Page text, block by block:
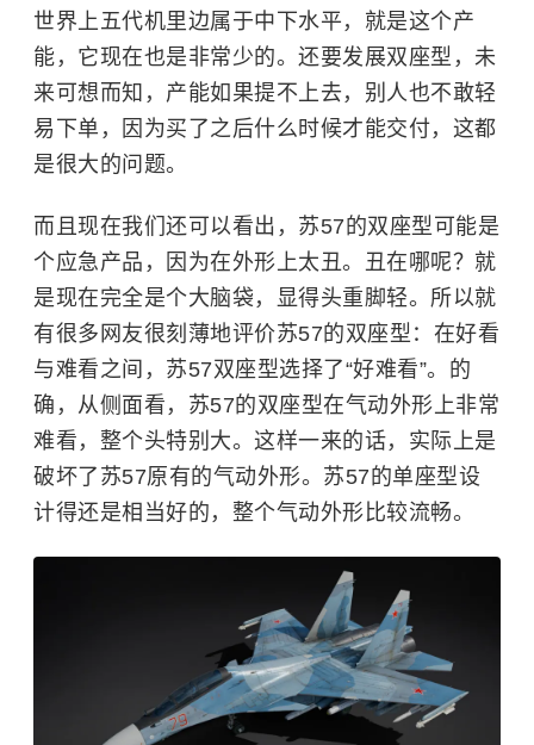
世界上五代机里边属于中下水平，就是这个产
能，它现在也是非常少的。还要发展双座型，未
来可想而知，产能如果提不上去，别人也不敢轻
易下单，因为买了之后什么时候才能交付，这都
是很大的问题。
而且现在我们还可以看出， 苏57的双座型可能是
个应急产品，因为在外形上太丑。丑在哪呢？就
是现在完全是个大脑袋，显得头重脚轻。所以就
有很多网友很刻薄地评价苏57的双座型：在好看
与难看之间，苏57双座型选择了“好难看”。的
确，从侧面看，苏57的双座型在气动外形上非常
难看，整个头特别大。这样一来的话，实际上是
破坏了苏57原有的气动外形。苏57的单座型设
计得还是相当好的，整个气动外形比较流畅。